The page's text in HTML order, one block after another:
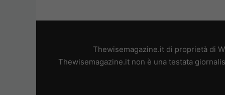
Thewisemagazine.it di proprietà di
Thewisemagazine.it non è una testata